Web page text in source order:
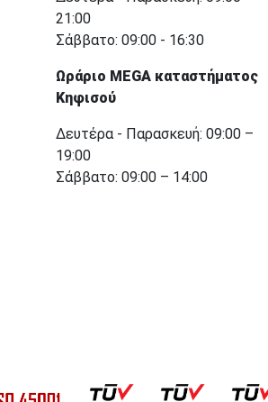
21:00
Σάββατο: 09:00 - 16:30
Ωράριο MEGA καταστήματος
Κηφισού
Δευτέρα - Παρασκευή: 09:00 –
19:00
Σάββατο: 09:00 – 14:00